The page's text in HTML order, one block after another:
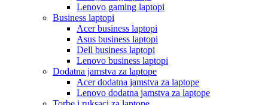
Lenovo gaming laptopi
Business laptopi
Acer business laptopi
Asus business laptopi
Dell business laptopi
Lenovo business laptopi
Dodatna jamstva za laptope
Acer dodatna jamstva za laptope
Lenovo dodatna jamstva za laptope